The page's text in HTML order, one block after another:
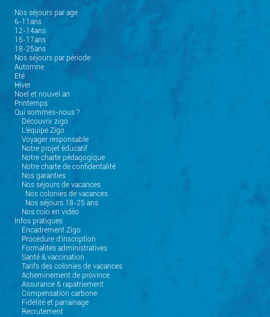
Nos séjours par age
6-11ans
12-14ans
15-17ans
18-25ans
Nos séjours par période
Automne
Eté
Hiver
Noel et nouvel an
Printemps
Qui sommes-nous ?
Découvrir zigo
L'équipe Zigo
Voyager responsable
Notre projet éducatif
Notre charte pédagogique
Notre charte de confidentalité
Nos garanties
Nos séjours de vacances
Nos colonies de vacances
Nos séjours 18-25 ans
Nos colo en vidéo
Infos pratiques
Encadrement Zigo
Procédure d'inscription
Formalités administratives
Santé & vaccination
Tarifs des colonies de vacances
Acheminement de province
Assurance & rapatriement
Compensation carbone
Fidélité et parrainage
Recrutement